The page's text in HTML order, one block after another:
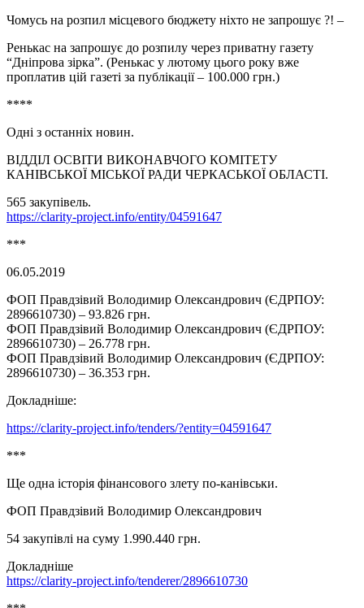
Чомусь на розпил місцевого бюджету ніхто не запрошує ?! –
Ренькас на запрошує до розпилу через приватну газету
“Дніпрова зірка”. (Ренькас у лютому цього року вже
проплатив цій газеті за публікації – 100.000 грн.)
****
Одні з останніх новин.
ВІДДІЛ ОСВІТИ ВИКОНАВЧОГО КОМІТЕТУ
КАНІВСЬКОЇ МІСЬКОЇ РАДИ ЧЕРКАСЬКОЇ ОБЛАСТІ.
565 закупівель.
https://clarity-project.info/entity/04591647
***
06.05.2019
ФОП Правдзівий Володимир Олександрович (ЄДРПОУ:
2896610730) – 93.826 грн.
ФОП Правдзівий Володимир Олександрович (ЄДРПОУ:
2896610730) – 26.778 грн.
ФОП Правдзівий Володимир Олександрович (ЄДРПОУ:
2896610730) – 36.353 грн.
Докладніше:
https://clarity-project.info/tenders/?entity=04591647
***
Ще одна історія фінансового злету по-канівськи.
ФОП Правдзівий Володимир Олександрович
54 закупівлі на суму 1.990.440 грн.
Докладніше
https://clarity-project.info/tenderer/2896610730